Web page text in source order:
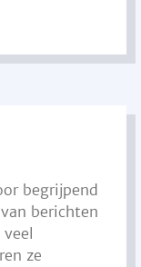
begrijpend
berichten
ze